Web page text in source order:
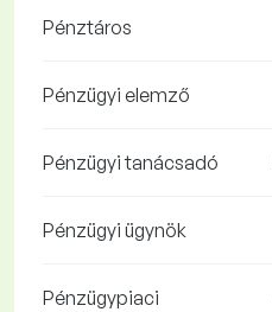
Pénztáros
Pénzügyi elemző
Pénzügyi tanácsadó
Pénzügyi ügynök
Pénzügypiaci